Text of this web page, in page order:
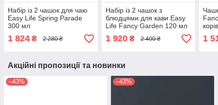
Набір із 2 чашок для чаю
Easy Life Spring Parade
300 мл
1 824 ₴ 2 280 ₴
Набір із 2 чашок з
блюдцями для кави Easy
Life Fancy Garden 120 мл
1 920₴ 2 400 ₴ 1
Акційні пропозиції та новинки
–43% –43%